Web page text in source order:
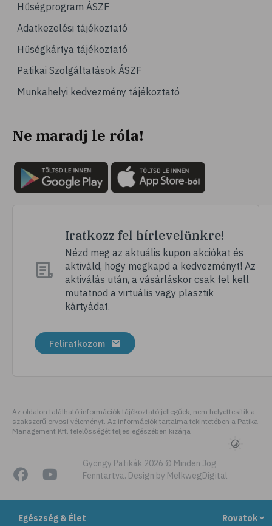
Egészség & Élet Rovatok
# vérnyomásmérés
# kardiológia
# kardiovaszkuláris betegségek
# szív- és érrendszer
# vérnyomás
# mozgás
# pszichológia
# hátfájás
# vérnyomáscsökkentés
# megfázás
# influenza
# fertőző betegségek
# köhögés
# immunerősítés
# kézmosás
# szépségápolás
# bőrápolás
# izlandi zuzmó
Hűségprogram ÁSZF
Adatkezelési tájékoztató
Hűségkártya tájékoztató
Patikai Szolgáltatások ÁSZF
Munkahelyi kedvezmény tájékoztató
Ne maradj le róla!
Iratkozz fel hírlevelünkre!
Nézd meg az aktuális kupon akciókat és
aktiváld, hogy megkapd a kedvezményt! Az
aktiválás után, a vásárláskor csak fel kell
mutatnod a virtuális vagy plasztik
kártyádat.
Feliratkozom
Az oldalon található információk tájékoztató jellegűek, nem helyettesítik a
szakszerű orvosi véleményt. Az információk tartalma tekintetében a Patika
Management Kft. felelősségét teljes egészében kizárja
Gyöngy Patikák 2026 © Minden Jog
Fenntartva. Design by MelkwegDigital